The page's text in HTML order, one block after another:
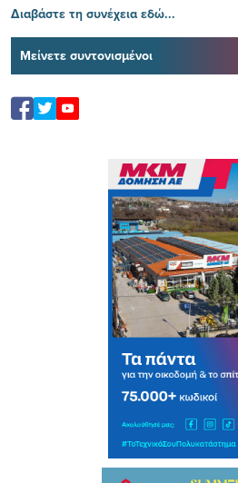
Διαβάστε τη συνέχεια εδώ...
Μείνετε συντονισμένοι